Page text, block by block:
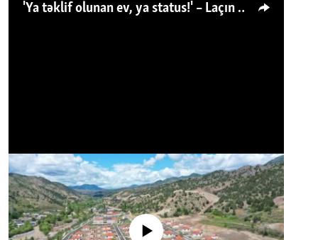
'Ya təklif olunan ev, ya status!' – Laçın köçkünü: 'Laçından başqa heç hara!'
No media source currently available